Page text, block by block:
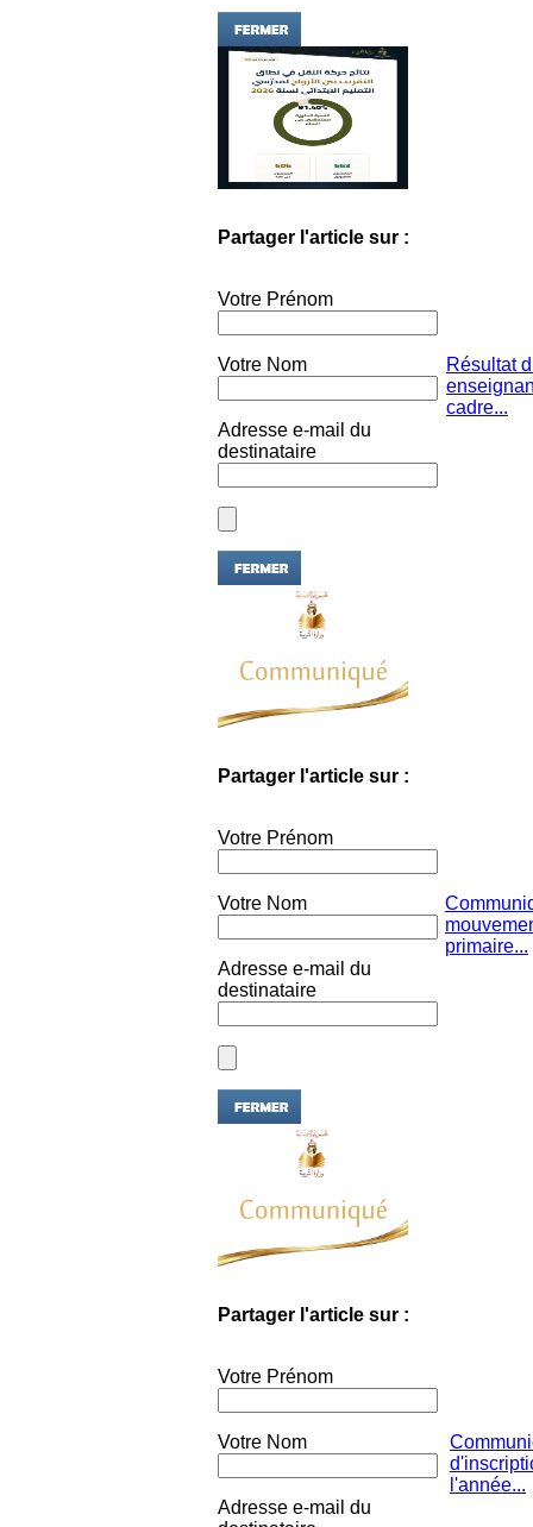
Partager l'article sur :
Votre Prénom
Votre Nom
Adresse e-mail du
destinataire
Résultat
cadre...
Partager l'article sur :
Votre Prénom
Votre Nom
Adresse e-mail du
destinataire
primaire...
Partager l'article sur :
Votre Prénom
Votre Nom
Adresse e-mail du
l'année...